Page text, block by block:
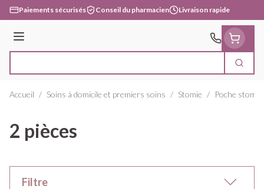
Aller au contenu
Paiements sécurisés Conseil du pharmacien Livraison rapide
Menu
Accueil / Soins à domicile et premiers soins / Stomie / Poche stomie
2 pièces
Filtre